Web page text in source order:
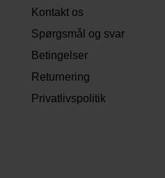
Kontakt os
Spørgsmål og svar
Betingelser
Returnering
Privatlivspolitik